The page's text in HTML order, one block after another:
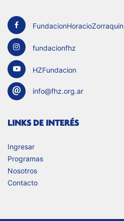
FundacionHoracioZorraquin
fundacionfhz
HZFundacion
info@fhz.org.ar
LINKS DE INTERÉS
Ingresar
Programas
Nosotros
Contacto